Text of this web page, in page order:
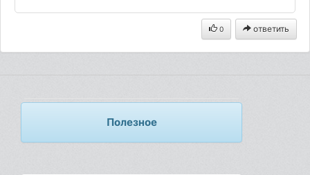
0 ответить
Полезное